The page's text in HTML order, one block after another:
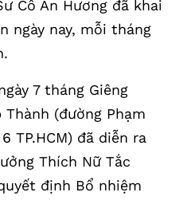
Cô An Hương đã khai
ngày nay, mỗi tháng
7 tháng Giêng
(đường Phạm
TP.HCM) đã diễn ra
Thích Nữ Tắc
định Bổ nhiệm